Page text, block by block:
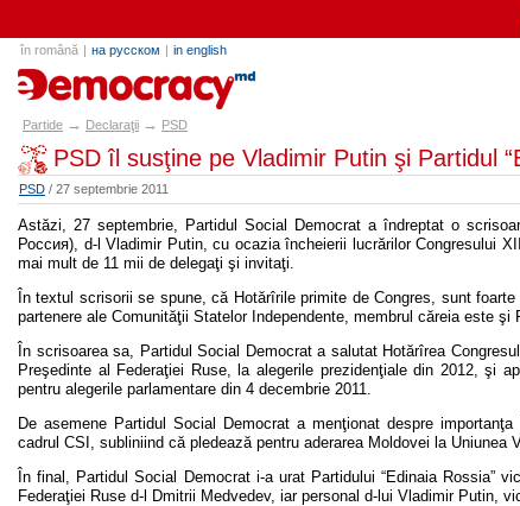
în română | на русском | in english
partide.md
Partide → Declaraţii → PSD
PSD îl susţine pe Vladimir Putin şi Partidul
PSD / 27 septembrie 2011
Astăzi, 27 septembrie, Partidul Social Democrat a îndreptat o
Россия), d-l Vladimir Putin, cu ocazia încheierii lucrărilor Congresului
mai mult de 11 mii de delegaţi şi invitaţi.
În textul scrisorii se spune, că Hotărîrile primite de Congres, sunt
partenere ale Comunităţii Statelor Independente, membrul căreia este şi
În scrisoarea sa, Partidul Social Democrat a salutat Hotărîrea
Preşedinte al Federaţiei Ruse, la alegerile prezidenţiale din 2012, şi
pentru alegerile parlamentare din 4 decembrie 2011.
De asemene Partidul Social Democrat a menţionat despre
cadrul CSI, subliniind că pledează pentru aderarea Moldovei la Uniunea
În final, Partidul Social Democrat i-a urat Partidului “Edinaia
Federaţiei Ruse d-l Dmitrii Medvedev, iar personal d-lui Vladimir Putin,